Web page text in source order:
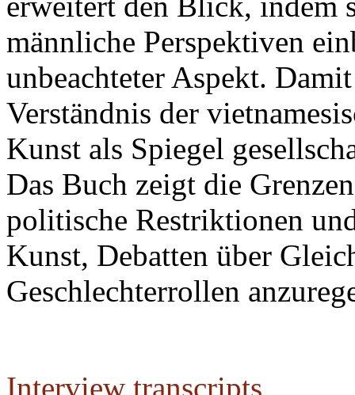
männliche Perspektiven
unbeachteter Aspekt.
Verständnis der
Kunst als Spiegel
Das Buch zeigt die
politische Restriktionen
Kunst, Debatten über
Geschlechterrollen
Interview transcripts